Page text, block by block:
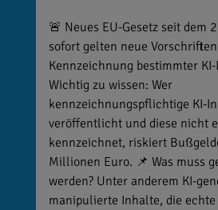
🚨 Neues EU-Gesetz seit dem
sofort gelten neue
Kennzeichnung bestimmter
Wichtig zu wissen: Wer
kennzeichnungspflichtige KI-
veröffentlicht und diese nicht
kennzeichnet, riskiert
Millionen Euro. 📌 Was muss
werden? Unter anderem KI-
manipulierte Inhalte, die echte